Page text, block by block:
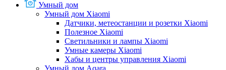
Умный дом
Умный дом Xiaomi
Датчики, метеостанции и розетки Xiaomi
Полезное Xiaomi
Светильники и лампы Xiaomi
Умные камеры Xiaomi
Хабы и центры управления Xiaomi
Умный дом Aqara